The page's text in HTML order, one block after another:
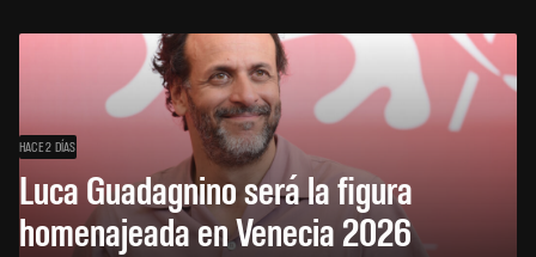
HACE 2 DÍAS
Luca Guadagnino será la figura
homenajeada en Venecia 2026